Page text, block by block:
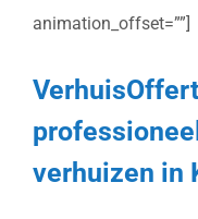
animation_offset=””]
verhuizen in